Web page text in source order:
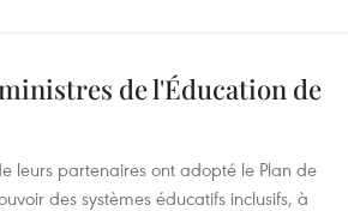
de l'Éducation de
leurs partenaires ont adopté le Plan de
des systèmes éducatifs inclusifs, à